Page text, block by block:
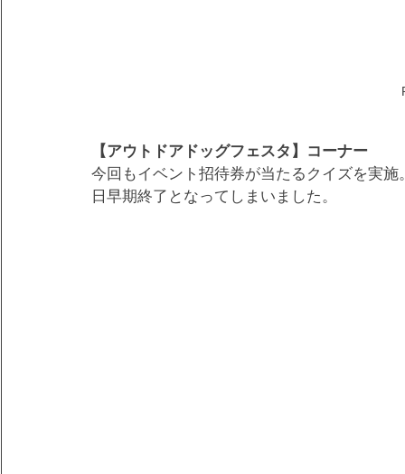
【アウトドアドッグフェスタ】コーナー
今回もイベント招待券が当たるクイズを実
日早期終了となってしまいました。